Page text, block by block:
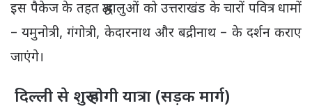
इस पैकेज के तहत श्रद्धालुओं को उत्तराखंड के चारों पवित्र धामों
– यमुनोत्री, गंगोत्री, केदारनाथ और बद्रीनाथ – के दर्शन कराए
जाएंगे।
दिल्ली से शुरू होगी यात्रा (सड़क मार्ग)